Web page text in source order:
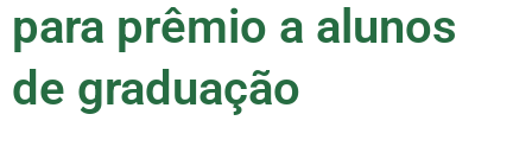
para prêmio a alunos
de graduação